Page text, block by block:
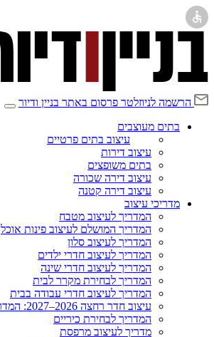
הרשמה לניוזלטר פרסום באתר בניין ודיור
בתים מעוצבים
עיצוב בתים פרטיים
עיצוב דירות
בתים משופצים
עיצוב דירה שכורה
עיצוב דירה קטנה
מדריכי עיצוב
המדריך לעיצוב מטבח
המדריך המושלם לעיצוב פינות אוכל
המדריך לעיצוב סלון
המדריך לעיצוב חדרי ילדים
המדריך לעיצוב חדרי שינה
המדריך לבחירת מקרר לבית
המדריך לעיצוב חדרי עבודה בבית
עיצוב חדר רחצה 2026–2027: המדריך המלא לתכנון נכון
המדריך לבחירת כיריים
מדריך לעיצוב מרפסת